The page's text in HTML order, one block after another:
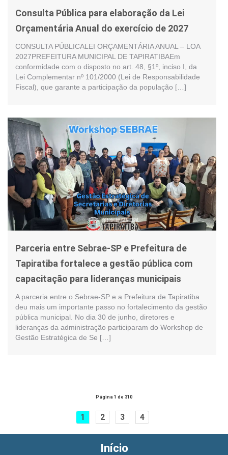
Consulta Pública para elaboração da Lei
Orçamentária Anual do exercício de 2027
CONSULTA PÚBLICALEI ORÇAMENTÁRIA ANUAL – LOA
2027PREFEITURA MUNICIPAL DE TAPIRATIBAEm
conformidade com o disposto no art. 48, §1º, inciso I, da
Lei Complementar nº 101/2000 (Lei de Responsabilidade
Fiscal), que garante a participação da população […]
Parceria entre Sebrae-SP e Prefeitura de
Tapiratiba fortalece a gestão pública com
capacitação para lideranças municipais
A parceria entre o Sebrae-SP e a Prefeitura de Tapiratiba
deu mais um importante passo no fortalecimento da gestão
pública municipal. No dia 30 de junho, diretores e
lideranças da administração participaram do Workshop de
Gestão Estratégica de Se […]
Página 1 de 310
1 2 3 4
Início